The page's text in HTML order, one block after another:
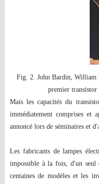
Fig. 2. John Bardin, William
premier
Mais les capacités du
immédiatement comprises et
annoncé lors de séminaires et
Les fabricants de lampes
impossible à la fois, d'un seul
centaines de modèles et les